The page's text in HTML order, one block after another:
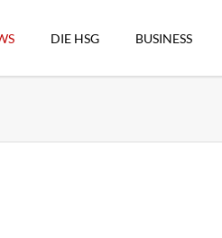
DIE HSG BUSINESS